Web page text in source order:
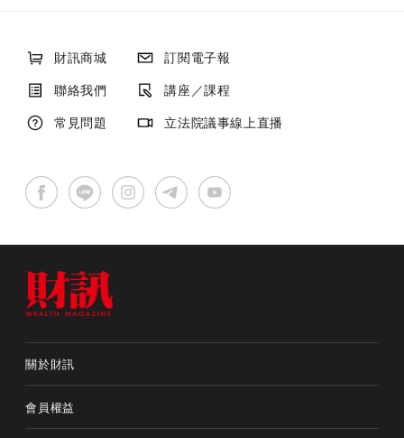
財訊商城
訂閱電子報
聯絡我們
講座／課程
常見問題
立法院議事線上直播
關於財訊
會員權益